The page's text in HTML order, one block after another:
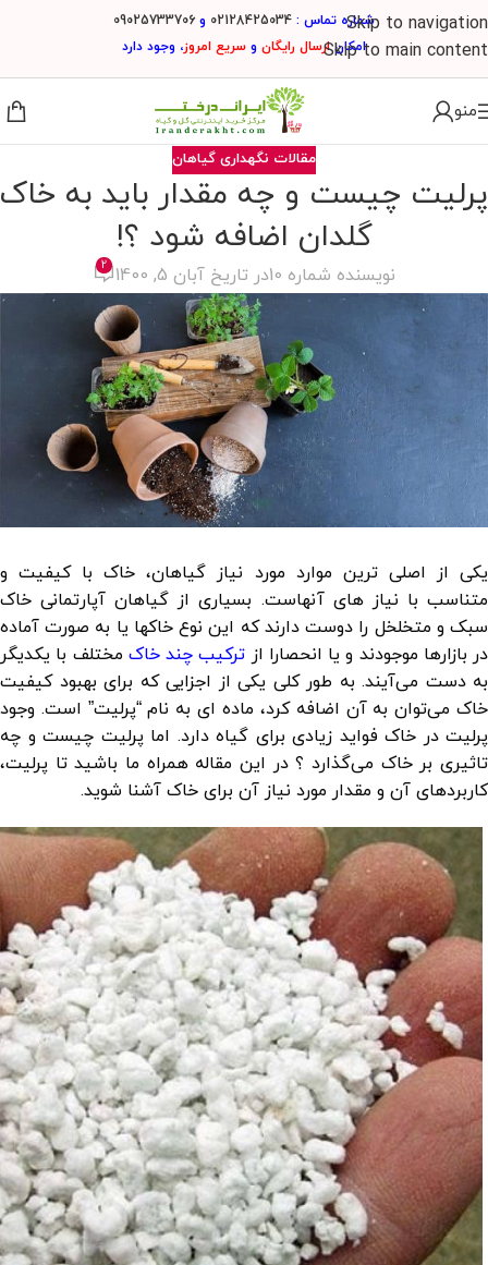
Skip to navigation
Skip to main content
شماره تماس : 02128425034 و09025733706
امکانارسال رایگان و سریع امروز، وجود دارد
منو
مقالات نگهداری گیاهان
پرلیت چیست و چه مقدار باید به خاک
گلدان اضافه شود ؟!
نویسنده شماره 10 در تاریخ آبان 5, 1400 2
یکی از اصلی ترین موارد مورد نیاز گیاهان، خاک با کیفیت و
متناسب با نیاز های آنهاست. بسیاری از گیاهان آپارتمانی خاک
سبک و متخلخل را دوست دارند که این نوع خاکها یا به صورت آماده
در بازارها موجودند و یا انحصارا از ترکیب چند خاک مختلف با یکدیگر
به دست می‌آیند. به طور کلی یکی از اجزایی که برای بهبود کیفیت
خاک می‌توان به آن اضافه کرد، ماده ای به نام “پرلیت” است. وجود
پرلیت در خاک فواید زیادی برای گیاه دارد. اما پرلیت چیست و چه
تاثیری بر خاک می‌گذارد ؟ در این مقاله همراه ما باشید تا پرلیت،
کاربردهای آن و مقدار مورد نیاز آن برای خاک آشنا شوید.